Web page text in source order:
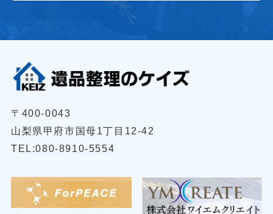
〒400-0043
山梨県甲府市国母1丁目12-42
TEL:080-8910-5554